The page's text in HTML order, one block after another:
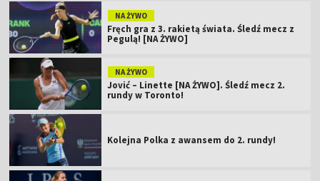
NA ŻYWO
Fręch gra z 3. rakietą świata. Śledź mecz z
Pegulą! [NA ŻYWO]
NA ŻYWO
Jović – Linette [NA ŻYWO]. Śledź mecz 2.
rundy w Toronto!
Kolejna Polka z awansem do 2. rundy!